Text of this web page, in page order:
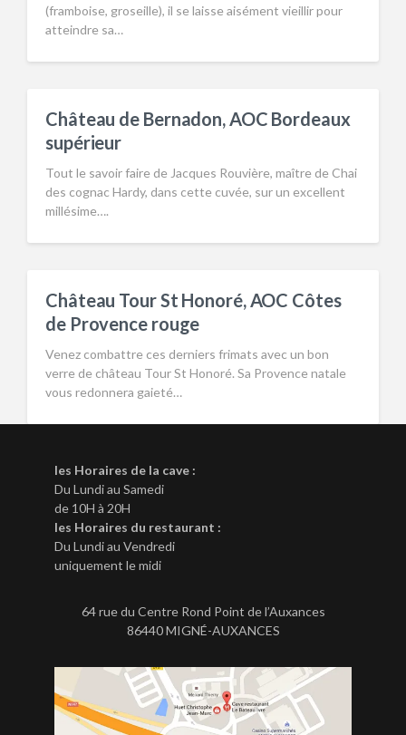
(framboise, groseille), il se laisse aisément vieillir pour
atteindre sa…
Château de Bernadon, AOC Bordeaux
supérieur
Tout le savoir faire de Jacques Rouvière, maître de Chai
des cognac Hardy, dans cette cuvée, sur un excellent
millésime….
Château Tour St Honoré, AOC Côtes
de Provence rouge
Venez combattre ces derniers frimats avec un bon
verre de château Tour St Honoré. Sa Provence natale
vous redonnera gaieté…
les Horaires de la cave :
Du Lundi au Samedi
de 10H à 20H
les Horaires du restaurant :
Du Lundi au Vendredi
uniquement le midi
64 rue du Centre Rond Point de l’Auxances
86440 MIGNÉ-AUXANCES